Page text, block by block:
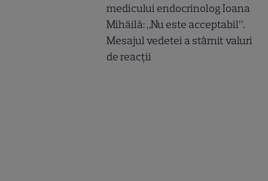
medicului endocrinolog Ioana
Mihăilă: „Nu este acceptabil”.
Mesajul vedetei a stârnit valuri
de reacții